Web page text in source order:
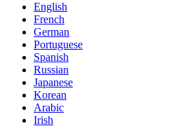
English
French
German
Portuguese
Spanish
Russian
Japanese
Korean
Arabic
Irish